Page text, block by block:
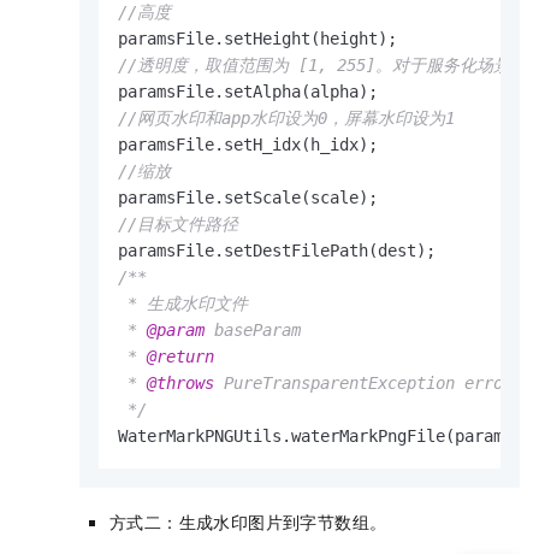
//高度
//透明度，取值范围为 [1, 255]。对于服务化场景建
//网页水印和app水印设为0，屏幕水印设为1
//缩放
//目标文件路径
/**
* 生成水印文件
* @param baseParam
* @return
* @throws PureTransparentException
*/
方式二：生成水印图片到字节数组。